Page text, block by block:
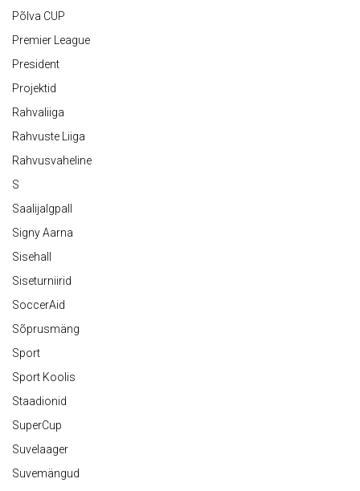
Põlva CUP
Premier League
President
Projektid
Rahvaliiga
Rahvuste Liiga
Rahvusvaheline
S
Saalijalgpall
Signy Aarna
Sisehall
Siseturniirid
SoccerAid
Sõprusmäng
Sport
Sport Koolis
Staadionid
SuperCup
Suvelaager
Suvemängud